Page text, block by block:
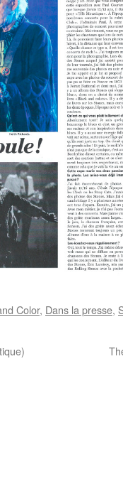
Color, Dans la presse,